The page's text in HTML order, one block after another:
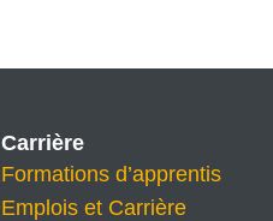
Carrière
Formations d’apprentis
Emplois et Carrière